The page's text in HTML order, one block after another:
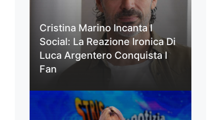
Cristina Marino Incanta I
Social: La Reazione Ironica Di
Luca Argentero Conquista I
Fan